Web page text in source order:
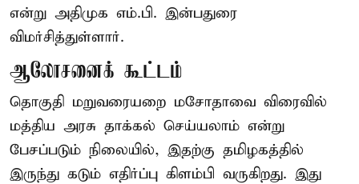
என்று அதிமுக எம்.பி. இன்பதுரை
விமர்சித்துள்ளார்.
ஆலோசனைக் கூட்டம்
தொகுதி மறுவரையறை மசோதாவை விரைவில்
மத்திய அரசு தாக்கல் செய்யலாம் என்று
பேசப்படும் நிலையில், இதற்கு தமிழகத்தில்
இருந்து கடும் எதிர்ப்பு கிளம்பி வருகிறது. இது